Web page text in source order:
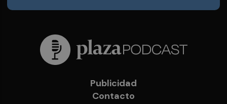
Publicidad
Contacto